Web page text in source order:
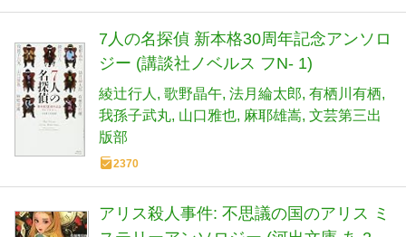
7人の名探偵 新本格30周年記念アンソロ
ジー (講談社ノベルス フN- 1)
綾辻行人 歌野晶午 法月綸太郎 有栖川有栖
我孫子武丸 山口雅也 麻耶雄嵩 文芸第三出
版部
2370
アリス殺人事件: 不思議の国のアリス ミ